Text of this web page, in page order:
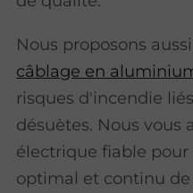
Nous proposons
câblage en
risques d'incendie
désuètes. Nous vous
électrique fiable
optimal et continu de